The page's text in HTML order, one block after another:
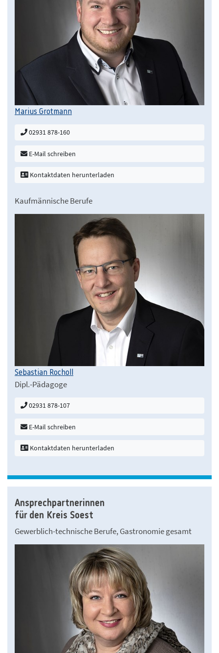
Marius Grotmann
02931 878-160
E-Mail schreiben
Kontaktdaten herunterladen
Kaufmännische Berufe
Sebastian Rocholl
Dipl.-Pädagoge
02931 878-107
E-Mail schreiben
Kontaktdaten herunterladen
Ansprechpartnerinnen
für den Kreis Soest
Gewerblich-technische Berufe, Gastronomie gesamt